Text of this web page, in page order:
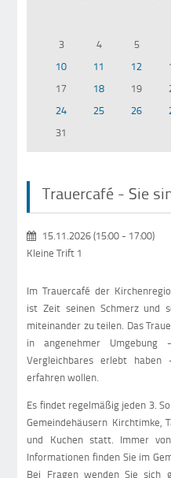
3
4 5
10
11 12
17
18 19
24
25 26
31
Trauercafé - Sie
15.11.2026 (15:00- 17:00)
Kleine Trift 1
Im Trauercafé der
ist Zeit seinen Schmerz und
miteinander zu teilen. Das
in angenehmer
Vergleichbares erlebt
erfahren wollen.
Es findet regelmäßig jeden 3.
Gemeindehäusern Kirchtimke,
und Kuchen statt. Immer
Informationen finden Sie im
Bei Fragen wenden Sie sich